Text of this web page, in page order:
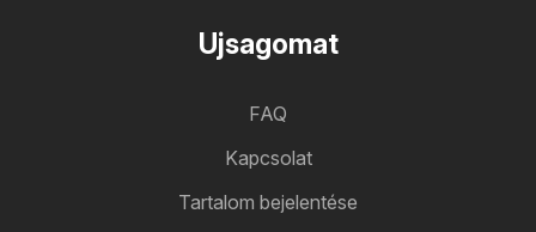
Ujsagomat
FAQ
Kapcsolat
Tartalom bejelentése